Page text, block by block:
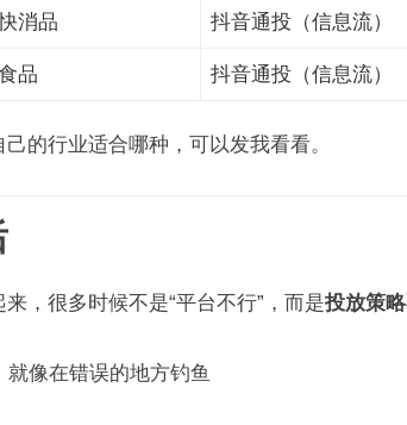
消品 抖音通投（信息流）
品 抖音通投（信息流）
的行业适合哪种，可以发我看看。
，很多时候不是“平台不行”，而是投放策
就像在错误的地方钓鱼